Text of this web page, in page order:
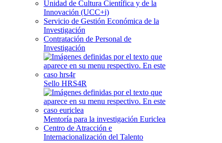
Unidad de Cultura Científica y de la
Innovación (UCC+i)
Servicio de Gestión Económica de la
Investigación
Contratación de Personal de
Investigación
Sello HRS4R
Mentoría para la investigación Euriclea
Centro de Atracción e
Internacionalización del Talento